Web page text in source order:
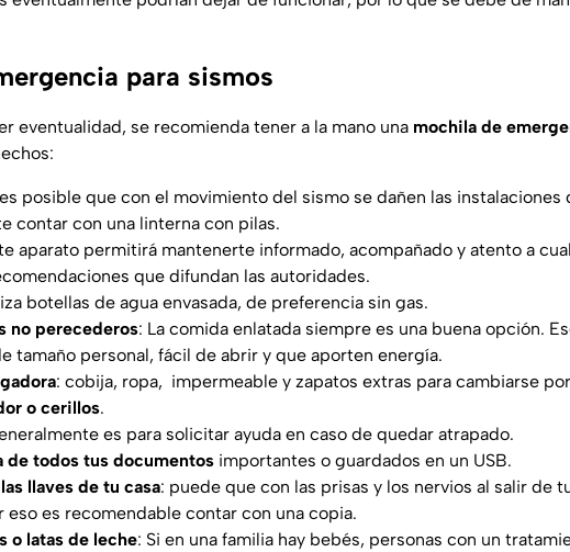
para sismos
eventualidad, se recomienda tener a la mano una mochila de
posible que con el movimiento del sismo se dañen las instalaciones
contar con una linterna con pilas.
aparato permitirá mantenerte informado, acompañado y atento a
que difundan las autoridades.
botellas de agua envasada, de preferencia sin gas.
no perecederos: La comida enlatada siempre es una buena opción.
tamaño personal, fácil de abrir y que aporten energía.
: cobija, ropa, impermeable y zapatos extras para cambiarse
o cerillos.
es para solicitar ayuda en caso de quedar atrapado.
de todos tus documentos importantes o guardados en un USB.
llaves de tu casa: puede que con las prisas y los nervios al salir de
eso es recomendable contar con una copia.
o latas de leche: Si en una familia hay bebés, personas con un